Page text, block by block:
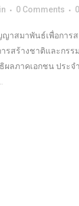
0 Comments 0
าสมาพันธ์เพื่อกา
สร้างชาติและกรร
ภาคเอกชน ประจ